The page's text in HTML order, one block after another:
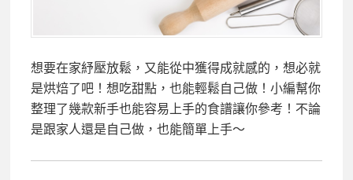
想要在家紓壓放鬆，又能從中獲得成就感的，想必就
是烘焙了吧！想吃甜點，也能輕鬆自己做！小編幫你
整理了幾款新手也能容易上手的食譜讓你參考！不論
是跟家人還是自己做，也能簡單上手～